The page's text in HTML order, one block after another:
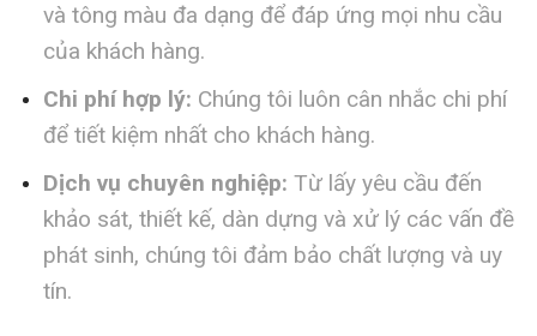
và tông màu đa dạng để đáp ứng mọi nhu cầu
của khách hàng.
Chi phí hợp lý: Chúng tôi luôn cân nhắc chi phí
để tiết kiệm nhất cho khách hàng.
Dịch vụ chuyên nghiệp: Từ lấy yêu cầu đến
khảo sát, thiết kế, dàn dựng và xử lý các vấn đề
phát sinh, chúng tôi đảm bảo chất lượng và uy
tín.